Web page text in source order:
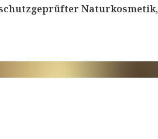
Naturkosmetik,